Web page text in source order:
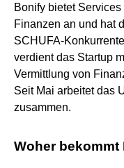
Bonify bietet
Finanzen an und hat
SCHUFA-
verdient das Startup
Vermittlung von
Seit Mai arbeitet das
zusammen.
Woher bekommt